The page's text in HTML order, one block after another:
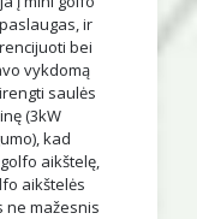
ir
bei
vykdomą
saulės
(3kW
kad
aikštelę,
aikštelės
ne mažesnis